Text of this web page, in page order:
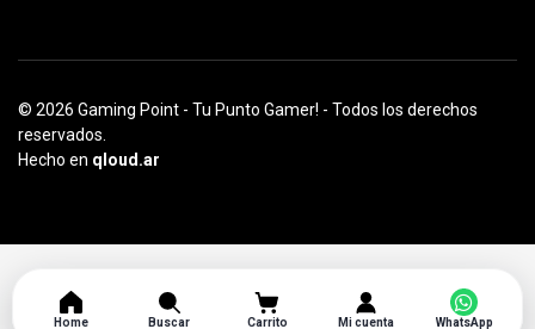
© 2026 Gaming Point - Tu Punto Gamer! - Todos los derechos
reservados.
Hecho en qloud.ar
Home Buscar Carrito Mi cuenta